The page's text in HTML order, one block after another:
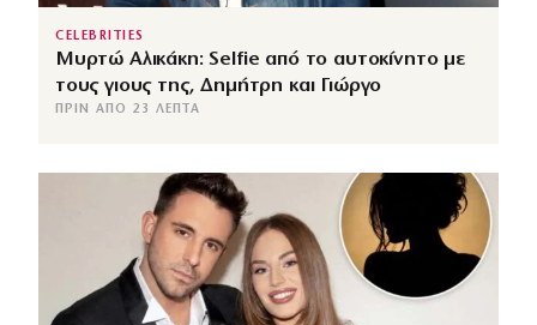
CELEBRITIES
Μυρτώ Αλικάκη: Selfie από το αυτοκίνητο με
τους γιους της, Δημήτρη και Γιώργο
ΠΡΙΝ ΑΠΌ 23 ΛΕΠΤΆ